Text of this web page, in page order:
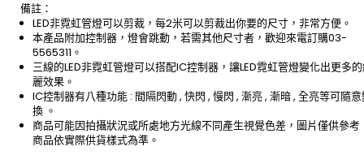
備註：
LED非霓虹管燈可以剪裁，每2米可以剪裁出你要的尺寸，非常方便。
本產品附加控制器，燈會跳動，若需其他尺寸者，歡迎來電訂購03-
5565311。
三線的LED非霓虹管燈可以搭配IC控制器，讓LED霓虹管燈變化出更多
麗效果。
IC控制器有八種功能 : 間隔閃動 , 快閃 , 慢閃 , 漸亮 , 漸暗 , 全亮等可隨
換 。
商品可能因拍攝狀況或所處地方光線不同產生視覺色差，圖片僅供參考
商品依實際供貨樣式為準。